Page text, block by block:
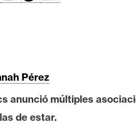
Pérez
anunció múltiples
de estar.